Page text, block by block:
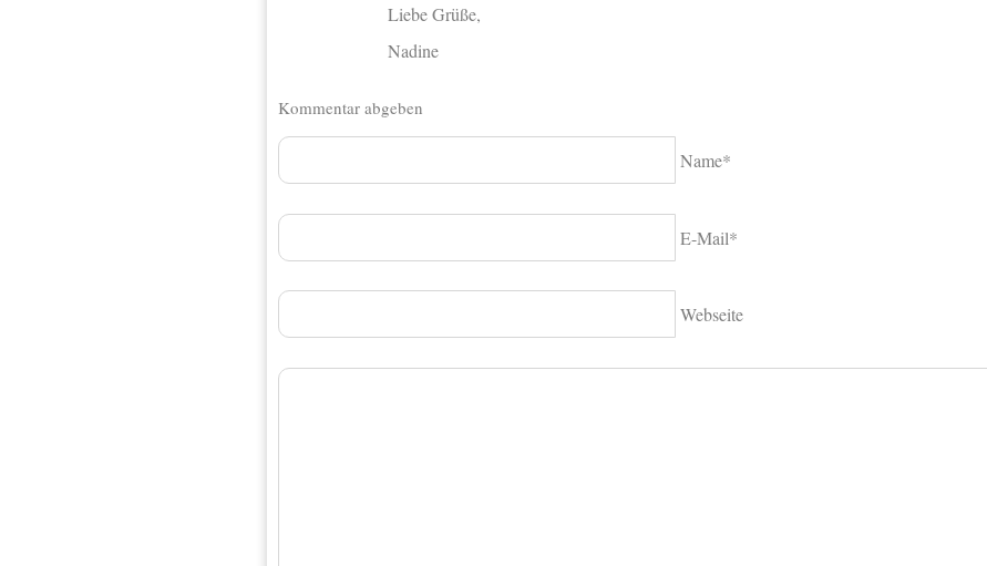
Liebe Grüße,
Nadine
Kommentar abgeben
Name*
E-Mail*
Webseite